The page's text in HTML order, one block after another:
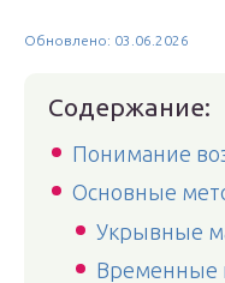
Обновлено: 03.06.2026
Содержание:
Понимание
Основные
Укрывные
Временные